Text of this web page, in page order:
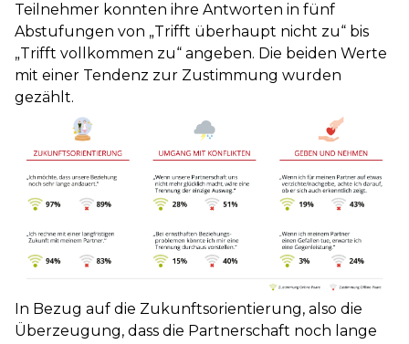
Teilnehmer konnten ihre Antworten in fünf
Abstufungen von „Trifft überhaupt nicht zu“ bis
„Trifft vollkommen zu“ angeben. Die beiden Werte
mit einer Tendenz zur Zustimmung wurden
gezählt.
In Bezug auf die Zukunftsorientierung, also die
Überzeugung, dass die Partnerschaft noch lange